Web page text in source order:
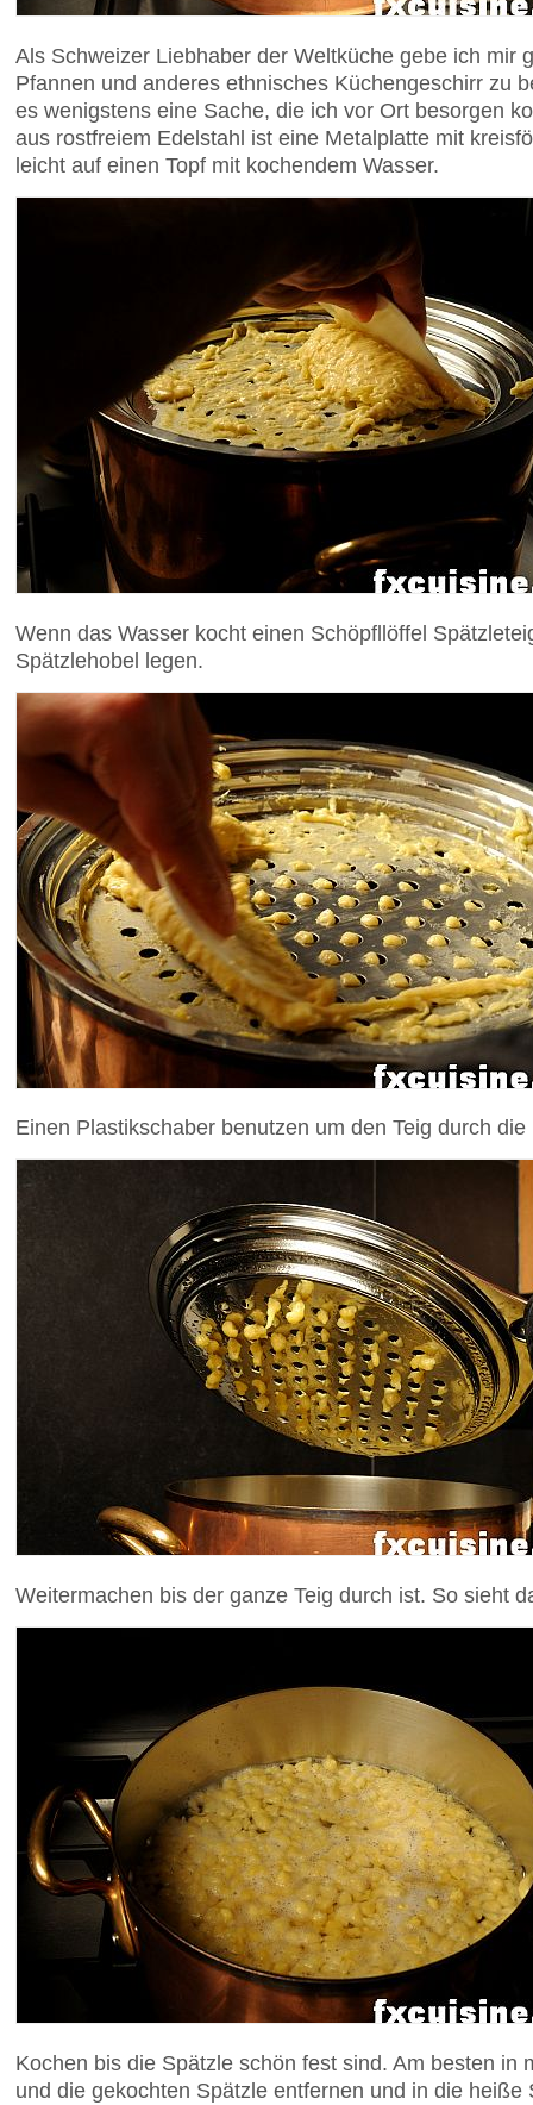
Als Schweizer Liebhaber der Weltküche gebe ich mir
Pfannen und anderes ethnisches Küchengeschirr zu
es wenigstens eine Sache, die ich vor Ort besorgen
aus rostfreiem Edelstahl ist eine Metalplatte mit
leicht auf einen Topf mit kochendem Wasser.
Wenn das Wasser kocht einen Schöpfllöffel
Spätzlehobel legen.
Einen Plastikschaber benutzen um den Teig durch
Weitermachen bis der ganze Teig durch ist. So sieht
Kochen bis die Spätzle schön fest sind. Am besten in
und die gekochten Spätzle entfernen und in die